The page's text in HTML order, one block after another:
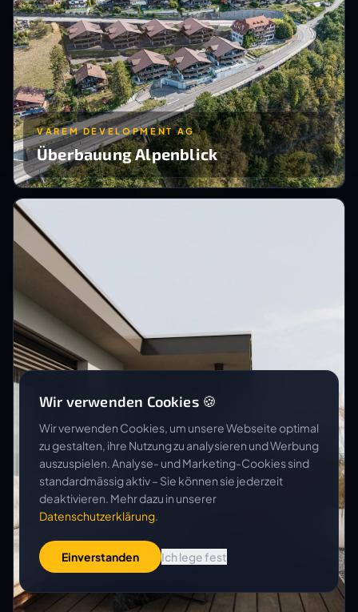
VAREM DEVELOPMENT AG
Überbauung Alpenblick
Wir verwenden Cookies 🍪
Wir verwenden Cookies, um unsere Webseite optimal
zu gestalten, ihre Nutzung zu analysieren und Werbung
auszuspielen. Analyse- und Marketing-Cookies sind
standardmässig aktiv – Sie können sie jederzeit
deaktivieren. Mehr dazu in unserer
Datenschutzerklärung.
Einverstanden Ich lege fest